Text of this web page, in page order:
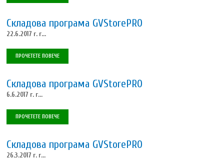
Складова програма GVStorePRO
22.6.2017 г. г...
ПРОЧЕТЕТЕ ПОВЕЧЕ
Складова програма GVStorePRO
6.6.2017 г. г...
ПРОЧЕТЕТЕ ПОВЕЧЕ
Складова програма GVStorePRO
26.3.2017 г. г...